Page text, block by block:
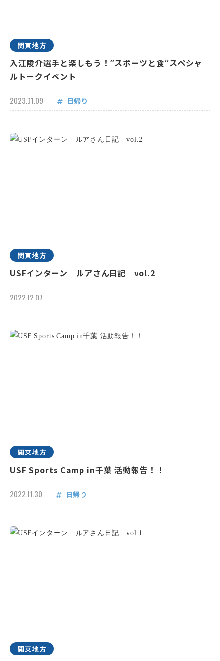
関東地方
入江陵介選手と楽しもう！”スポーツと食”スペシャ
ルトークイベント
2023.01.09 日帰り
関東地方
USFインターン ルアさん日記 vol.2
2022.12.07
関東地方
USF Sports Camp in千葉 活動報告！！
2022.11.30 日帰り
関東地方